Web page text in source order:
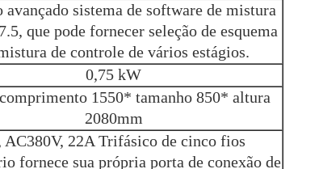
avançado sistema de software de mistura
que pode fornecer seleção de esquema
de controle de vários estágios.
0,75 kW
1550* tamanho 850* altura
2080mm
AC380V, 22A Trifásico de cinco fios
fornece sua própria porta de conexão de